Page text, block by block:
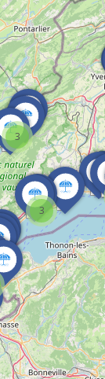
3
3